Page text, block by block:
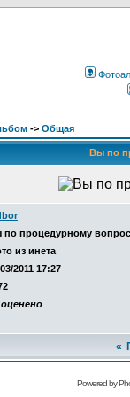
-> Общая
Вы по
по процедурному
из инета
2011 17:27
«
Powered by